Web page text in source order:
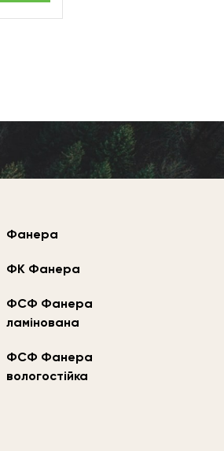
Фанера
ФК Фанера
ФСФ Фанера
ламінована
ФСФ Фанера
вологостійка